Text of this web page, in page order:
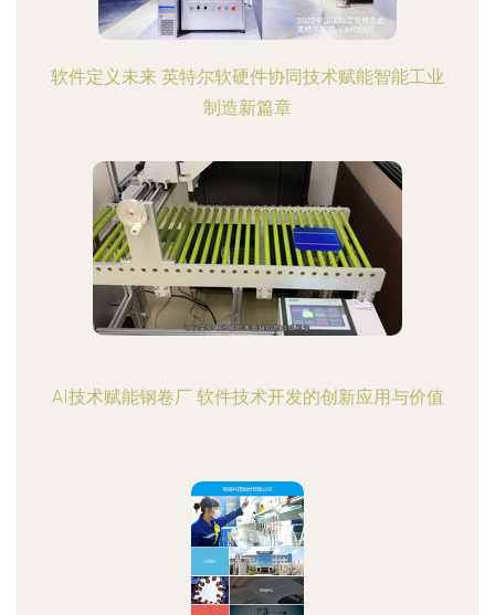
软件定义未来 英特尔软硬件协同技术赋能智能工业
制造新篇章
AI技术赋能钢卷厂 软件技术开发的创新应用与价值